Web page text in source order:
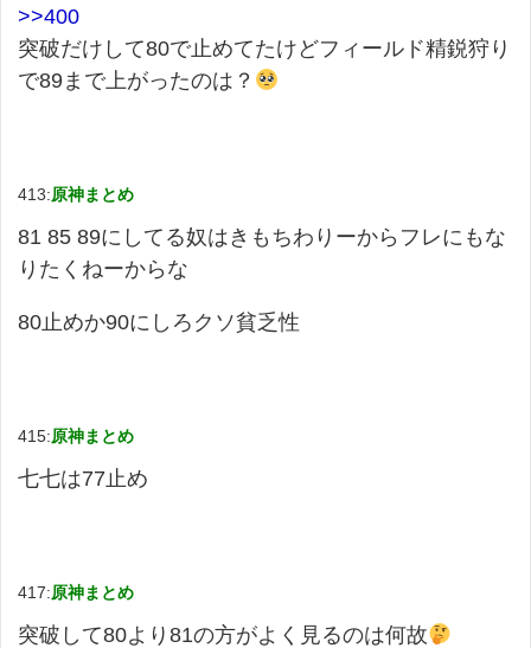
>>400
突破だけして80で止めてたけどフィールド精鋭狩り
で89まで上がったのは？
413:原神まとめ
81 85 89にしてる奴はきもちわりーからフレにもな
りたくねーからな
80止めか90にしろクソ貧乏性
415:原神まとめ
七七は77止め
417:原神まとめ
突破して80より81の方がよく見るのは何故